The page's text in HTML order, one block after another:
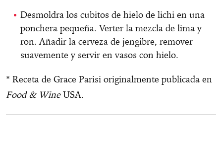
Desmoldra los cubitos de hielo de lichi en una
ponchera pequeña. Verter la mezcla de lima y
ron. Añadir la cerveza de jengibre, remover
suavemente y servir en vasos con hielo.
* Receta de Grace Parisi originalmente publicada en
Food & WineUSA.